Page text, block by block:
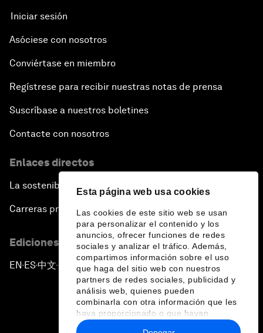
Esta página web usa cookies
Las cookies de este sitio web se usan
para personalizar el contenido y los
anuncios, ofrecer funciones de redes
sociales y analizar el tráfico. Además,
compartimos información sobre el uso
que haga del sitio web con nuestros
partners de redes sociales, publicidad y
análisis web, quienes pueden
combinarla con otra información que les
haya proporcionado o que hayan
recopilado a partir del uso que haya
Iniciar sesión
Asóciese con nosotros
Conviértase en miembro
Regístrese para recibir nuestras notas de prensa
Suscríbase a nuestros boletines
Contacte con nosotros
Enlaces directos
La sostenibilidad en el Foro
Carreras profesionales
Ediciones en otros idiomas
EN ▪ES▪中文▪ 日本語